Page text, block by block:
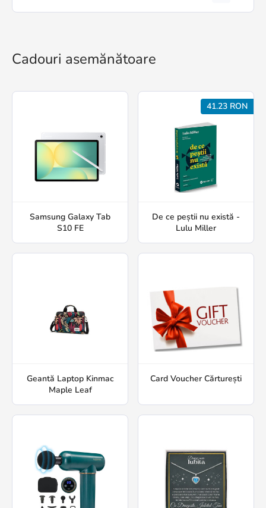
Cadouri asemănătoare
Samsung Galaxy Tab
S10 FE
41.23 RON
De ce peștii nu există -
Lulu Miller
Geantă Laptop Kinmac
Maple Leaf
Card Voucher Cărturești